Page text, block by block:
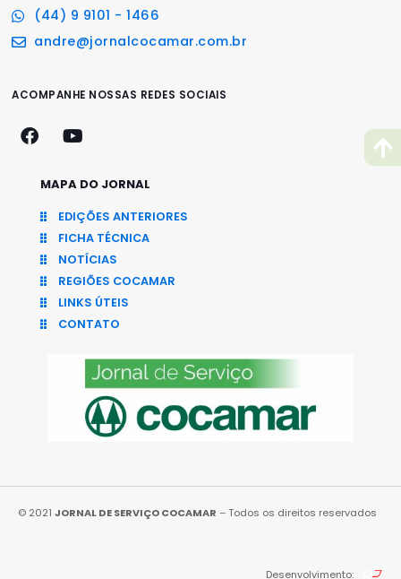
(44) 9 9101 - 1466
andre@jornalcocamar.com.br
ACOMPANHE NOSSAS REDES SOCIAIS
MAPA DO JORNAL
EDIÇÕES ANTERIORES
FICHA TÉCNICA
NOTÍCIAS
REGIÕES COCAMAR
LINKS ÚTEIS
CONTATO
© 2021 JORNAL DE SERVIÇO COCAMAR – Todos os direitos reservados
Desenvolvimento: